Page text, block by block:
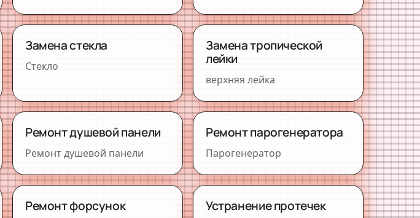
Замена стекла
Стекло
Замена тропической
лейки
верхняя лейка
Ремонт душевой панели
Ремонт душевой панели
Ремонт парогенератора
Парогенератор
Ремонт форсунок Устранение протечек